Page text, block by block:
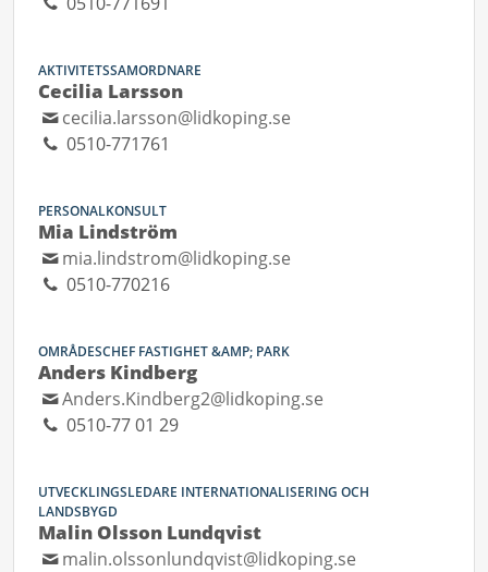
AKTIVITETSSAMORDNARE
Cecilia Larsson
cecilia.larsson@lidkoping.se
0510-771761
PERSONALKONSULT
Mia Lindström
mia.lindstrom@lidkoping.se
0510-770216
OMRÅDESCHEF FASTIGHET &AMP; PARK
Anders Kindberg
Anders.Kindberg2@lidkoping.se
0510-77 01 29
UTVECKLINGSLEDARE INTERNATIONALISERING OCH
LANDSBYGD
Malin Olsson Lundqvist
malin.olssonlundqvist@lidkoping.se